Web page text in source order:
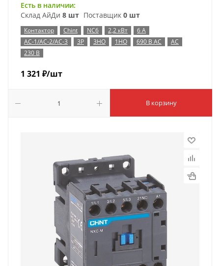
Есть в наличии:
Склад АйДи 8 шт Поставщик 0 шт
Контактор Chint NC6 2,2 кВт
6 А
AC-1/AC-2/AC-3
3P 3НО 1НО 690 В AC
AC
230 В
1 321 ₽/шт
В корзину